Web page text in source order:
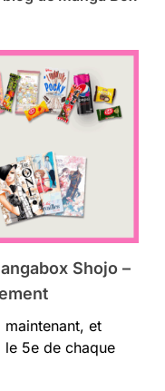
Shojo –
maintenant, et
le 5e de chaque